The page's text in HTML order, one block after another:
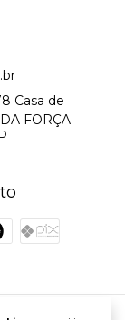
Casa de
FORÇA